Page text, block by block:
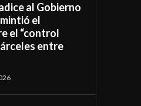
al Gobierno
el
el “control
entre